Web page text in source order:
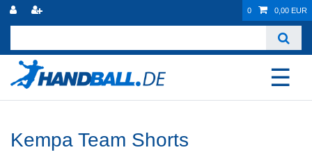
0 0,00 EUR
☰
Kempa Team Shorts